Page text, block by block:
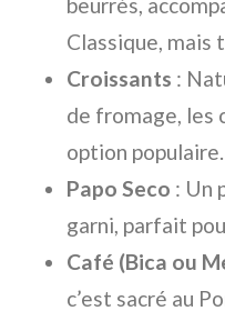
Classique, mais
Croissants :
de fromage, les
option populaire.
Papo Seco : Un
garni, parfait
Café (Bica ou
c’est sacré au